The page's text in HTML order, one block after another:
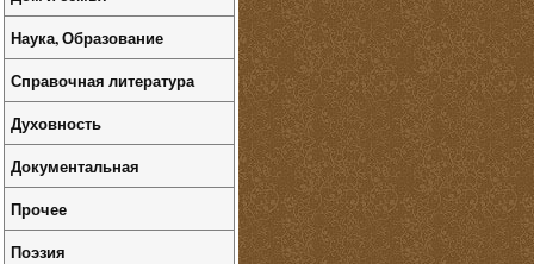
Наука, Образование
Справочная литература
Духовность
Документальная
Прочее
Поэзия